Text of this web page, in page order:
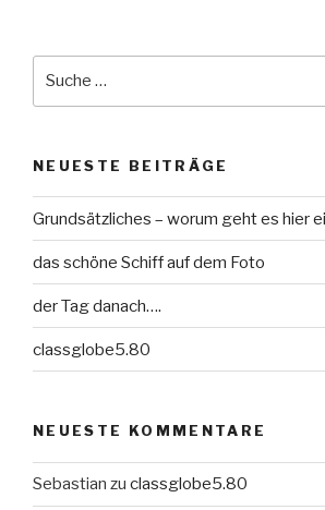
NEUESTE BEITRÄGE
Grundsätzliches – worum geht es hier
das schöne Schiff auf dem Foto
der Tag danach….
classglobe5.80
NEUESTE KOMMENTARE
Sebastian zu classglobe5.80